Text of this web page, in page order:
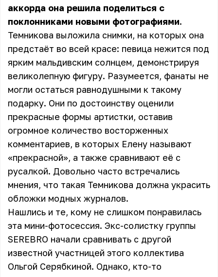
аккорда она решила поделиться с
поклонниками новыми фотографиями.
Темникова выложила снимки, на которых она
предстаёт во всей красе: певица нежится под
ярким мальдивским солнцем, демонстрируя
великолепную фигуру. Разумеется, фанаты не
могли остаться равнодушными к такому
подарку. Они по достоинству оценили
прекрасные формы артистки, оставив
огромное количество восторженных
комментариев, в которых Елену называют
«прекрасной», а также сравнивают её с
русалкой. Довольно часто встречались
мнения, что такая Темникова должна украсить
обложки модных журналов.
Нашлись и те, кому не слишком понравилась
эта мини-фотосессия. Экс-солистку группы
SEREBRO начали сравнивать с другой
известной участницей этого коллектива
Ольгой Серябкиной. Однако, кто-то